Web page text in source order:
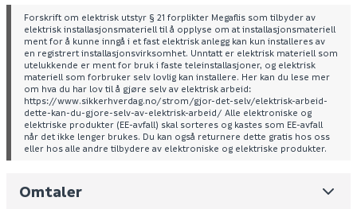
Forskrift om elektrisk utstyr § 21 forplikter Megaflis som tilbyder av
elektrisk installasjonsmateriell til å opplyse om at installasjonsmateriell
ment for å kunne inngå i et fast elektrisk anlegg kan kun installeres av
en registrert installasjonsvirksomhet. Unntatt er elektrisk materiell som
utelukkende er ment for bruk i faste teleinstallasjoner, og elektrisk
materiell som forbruker selv lovlig kan installere. Her kan du lese mer
om hva du har lov til å gjøre selv av elektrisk arbeid:
https://www.sikkerhverdag.no/strom/gjor-det-selv/elektrisk-arbeid-
dette-kan-du-gjore-selv-av-elektrisk-arbeid/ Alle elektroniske og
elektriske produkter (EE-avfall) skal sorteres og kastes som EE-avfall
når det ikke lenger brukes. Du kan også returnere dette gratis hos oss
eller hos alle andre tilbydere av elektroniske og elektriske produkter.
Omtaler
Leverandørens varenummer 1400219